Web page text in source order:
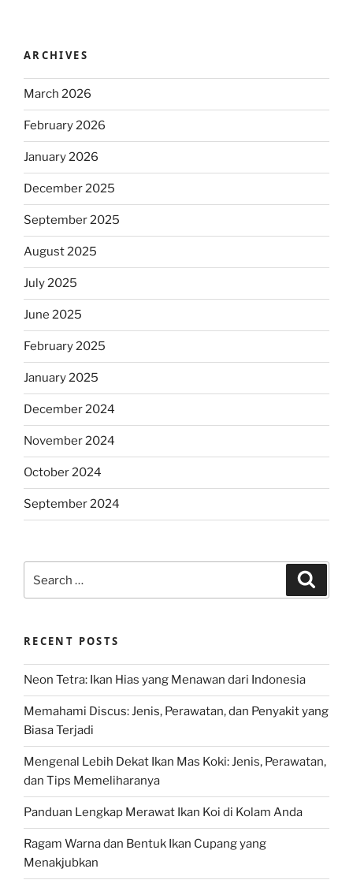
ARCHIVES
March 2026
February 2026
January 2026
December 2025
September 2025
August 2025
July 2025
June 2025
February 2025
January 2025
December 2024
November 2024
October 2024
September 2024
for:
RECENT POSTS
Neon Tetra: Ikan Hias yang Menawan dari Indonesia
Memahami Discus: Jenis, Perawatan, dan Penyakit yang
Biasa Terjadi
Mengenal Lebih Dekat Ikan Mas Koki: Jenis, Perawatan,
dan Tips Memeliharanya
Panduan Lengkap Merawat Ikan Koi di Kolam Anda
Ragam Warna dan Bentuk Ikan Cupang yang
Menakjubkan